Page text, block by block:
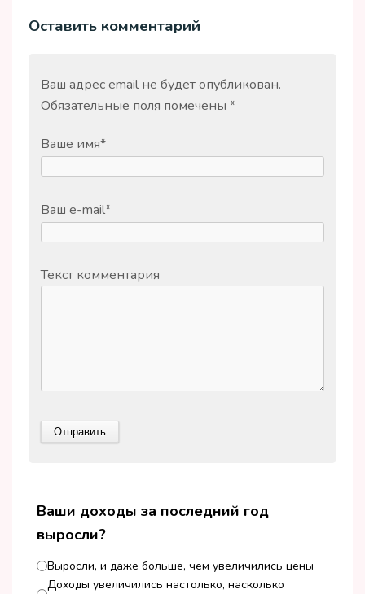
Оставить комментарий
Ваш адрес email не будет опубликован.
Обязательные поля помечены *
Ваше имя*
Ваш e-mail*
Текст комментария
Ваши доходы за последний год
выросли?
Выросли, и даже больше, чем увеличились цены
Доходы увеличились настолько, насколько